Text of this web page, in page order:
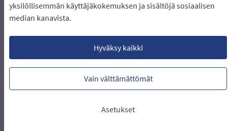
yksilöllisemmän käyttäjäkokemuksen ja sisältöjä sosiaalisen
median kanavista.
Hyväksy kaikki
Vain välttämättömät
Asetukset
Äänestyksen pikaohjeet
Usein kysytyt kysymykset
Näin äänestät Asukasbudjetissa
Lataa avoimet datatiedostot
Evästeasetukset
Verkkosivusto luotuvapaan ohjelmiston